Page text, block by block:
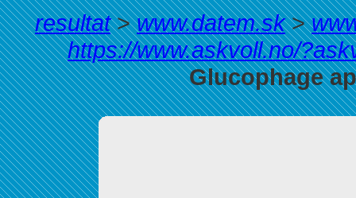
resultat>www.datem.sk>
https://www.askvoll.no/
Glucophage